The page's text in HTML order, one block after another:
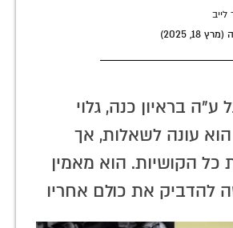
2025)
ע"ה בראיון כנה, גלוי
הוא עונה לשאלות, אך
כל הקושיות. הוא מאמין
להדביק את כולם אחריו